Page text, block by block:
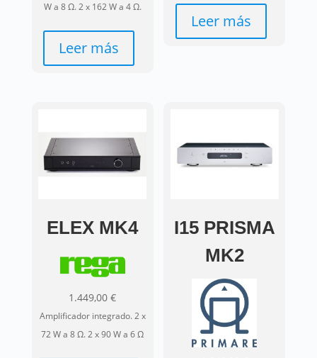
W a 8 Ω. 2 x 162 W a 4 Ω.
Leer más
Leer más
ELEX MK4
1.449,00€
Amplificador integrado. 2 x
72 W a 8 Ω. 2 x 90 W a 6 Ω
I15 PRISMA
MK2